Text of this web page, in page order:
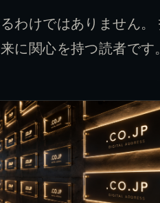
わけではありません。
に関心を持つ読者です